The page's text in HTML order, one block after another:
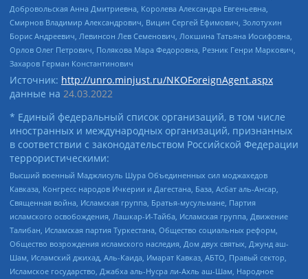
Добровольская Анна Дмитриевна, Королева Александра Евгеньевна,
Смирнов Владимир Александрович, Вицин Сергей Ефимович, Золотухин
Борис Андреевич, Левинсон Лев Семенович, Локшина Татьяна Иосифовна,
Орлов Олег Петрович, Полякова Мара Федоровна, Резник Генри Маркович,
Захаров Герман Константинович
Источник: http://unro.minjust.ru/NKOForeignAgent.aspx
данные на 24.03.2022
* Единый федеральный список организаций, в том числе
иностранных и международных организаций, признанных
в соответствии с законодательством Российской Федерации
террористическими:
Высший военный Маджлисуль Шура Объединенных сил моджахедов
Кавказа, Конгресс народов Ичкерии и Дагестана, База, Асбат аль-Ансар,
Священная война, Исламская группа, Братья-мусульмане, Партия
исламского освобождения, Лашкар-И-Тайба, Исламская группа, Движение
Талибан, Исламская партия Туркестана, Общество социальных реформ,
Общество возрождения исламского наследия, Дом двух святых, Джунд аш-
Шам, Исламский джихад, Аль-Каида, Имарат Кавказ, АБТО, Правый сектор,
Исламское государство, Джабха аль-Нусра ли-Ахль аш-Шам, Народное